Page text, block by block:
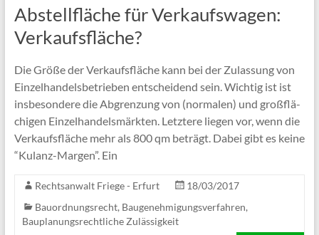
Abstellfläche für Verkaufswagen:
Verkaufsfläche?
Die Grö­ße der Ver­kaufs­flä­che kann bei der Zulas­sung von
Ein­zel­han­dels­be­trie­ben ent­schei­dend sein. Wich­tig ist ist
ins­be­son­de­re die Abgren­zung von (nor­ma­len) und groß­flä­
chi­gen Ein­zel­han­dels­märk­ten. Letz­te­re lie­gen vor, wenn die
Ver­kaufs­flä­che mehr als 800 qm beträgt. Dabei gibt es kei­ne
“Kulanz-Mar­­gen”. Ein
Rechtsanwalt Friege - Erfurt
18/03/2017
Bauordnungsrecht, Baugenehmigungsverfahren,
Bauplanungsrechtliche Zulässigkeit